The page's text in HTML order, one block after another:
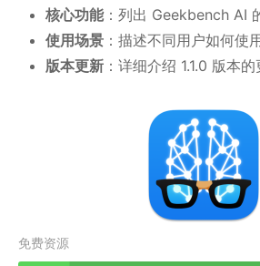
核心功能：列出 Geekbench AI
使用场景 ：描述不同用户如何使
版本更新 ：详细介绍 1.1.0 版本的
免费资源